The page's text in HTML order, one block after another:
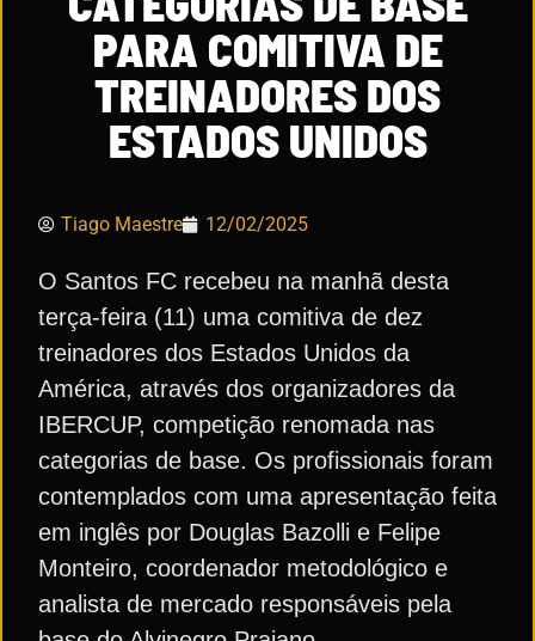
PARA COMITIVA DE
TREINADORES DOS
ESTADOS UNIDOS
Tiago Maestre 12/02/2025
O Santos FC recebeu na manhã desta
terça-feira (11) uma comitiva de dez
treinadores dos Estados Unidos da
América, através dos organizadores da
IBERCUP, competição renomada nas
categorias de base. Os profissionais foram
contemplados com uma apresentação feita
em inglês por Douglas Bazolli e Felipe
Monteiro, coordenador metodológico e
analista de mercado responsáveis pela